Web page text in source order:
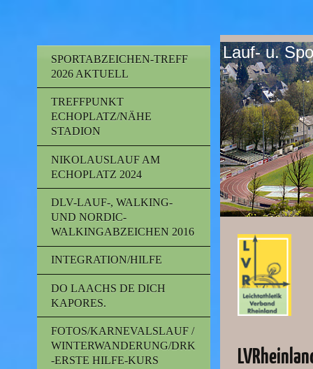
Lauf- u.
SPORTABZEICHEN-TREFF
2026 AKTUELL
TREFFPUNKT
ECHOPLATZ/NÄHE
STADION
NIKOLAUSLAUF AM
ECHOPLATZ 2024
DLV-LAUF-, WALKING-
UND NORDIC-
WALKINGABZEICHEN 2016
INTEGRATION/HILFE
DO LAACHS DE DICH
KAPORES.
FOTOS/KARNEVALSLAUF /
WINTERWANDERUNG/DRK
-ERSTE HILFE-KURS